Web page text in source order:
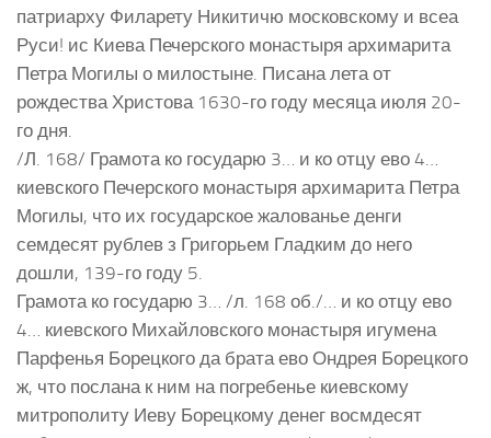
патриарху Филарету Никитичю московскому и всеа
Руси! ис Киева Печерского монастыря архимарита
Петра Могилы о милостыне. Писана лета от
рождества Христова 1630-го году месяца июля 20-
го дня.
/Л. 168/ Грамота ко государю 3… и ко отцу ево 4…
киевского Печерского монастыря архимарита Петра
Могилы, что их государское жалованье денги
семдесят рублев з Григорьем Гладким до него
дошли, 139-го году 5.
Грамота ко государю 3… /л. 168 об./… и ко отцу ево
4… киевского Михайловского монастыря игумена
Парфенья Борецкого да брата ево Ондрея Борецкого
ж, что послана к ним на погребенье киевскому
митрополиту Иеву Борецкому денег восмдесят